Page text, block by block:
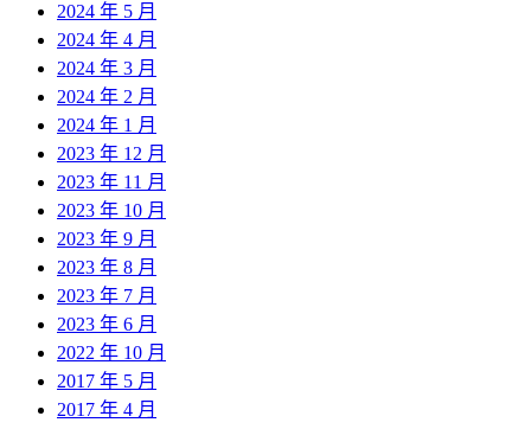
2024 年 5 月
2024 年 4 月
2024 年 3 月
2024 年 2 月
2024 年 1 月
2023 年 12 月
2023 年 11 月
2023 年 10 月
2023 年 9 月
2023 年 8 月
2023 年 7 月
2023 年 6 月
2022 年 10 月
2017 年 5 月
2017 年 4 月